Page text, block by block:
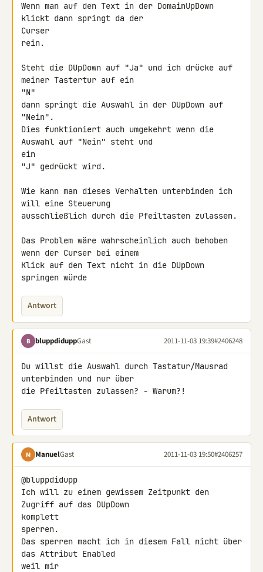
Wenn man auf den Text in der DomainUpDown
klickt dann springt da der
Curser
rein.
Steht die DUpDown auf "Ja" und ich drücke auf
meiner Tastertur auf ein
"N"
dann springt die Auswahl in der DUpDown auf
"Nein".
Dies funktioniert auch umgekehrt wenn die
Auswahl auf "Nein" steht und
ein
"J" gedrückt wird.
Wie kann man dieses Verhalten unterbinden ich
will eine Steuerung
ausschließlich durch die Pfeiltasten zulassen.
Das Problem wäre wahrscheinlich auch behoben
wenn der Curser bei einem
Klick auf den Text nicht in die DUpDown
springen würde
Antwort
B bluppdiduppGast 2011-11-03 19:39#2406248
Du willst die Auswahl durch Tastatur/Mausrad
unterbinden und nur über
die Pfeiltasten zulassen? - Warum?!
Antwort
M ManuelGast 2011-11-03 19:50#2406257
@bluppdidupp
Ich will zu einem gewissem Zeitpunkt den
Zugriff auf das DUpDown
komplett
sperren.
Das sperren macht ich in diesem Fall nicht über
das Attribut Enabled
weil mir